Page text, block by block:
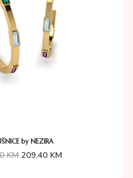
by NEZIRA
KM 209.40 KM